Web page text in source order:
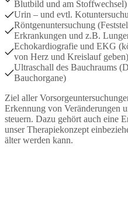
Blutbild und am Stoffwechsel)
Urin – und evtl.
Röntgenuntersuchung
Erkrankungen und z.B.
Echokardiografie und EKG
von Herz und Kreislauf geben)
Ultraschall des Bauchraums
Bauchorgane)
Ziel aller
Erkennung von Veränderungen
steuern. Dazu gehört auch eine
unser Therapiekonzept
älter werden kann.